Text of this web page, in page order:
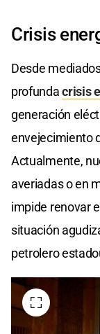
Crisis
Desde
profundacrisis
generación
envejecimiento
Actualmente,
averiadas o en
impide renovar
situación
petrolero